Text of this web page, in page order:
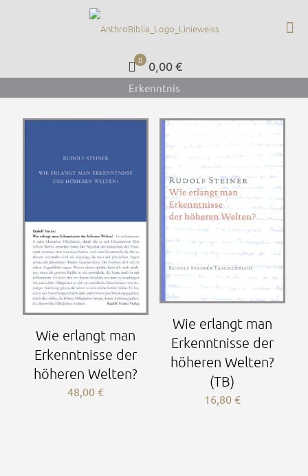
0 0,00 €
Erkenntnis
Wie erlangt man
Erkenntnisse der
höheren Welten?
48,00€
Wie erlangt man
Erkenntnisse der
höheren Welten?
(TB)
16,80 €